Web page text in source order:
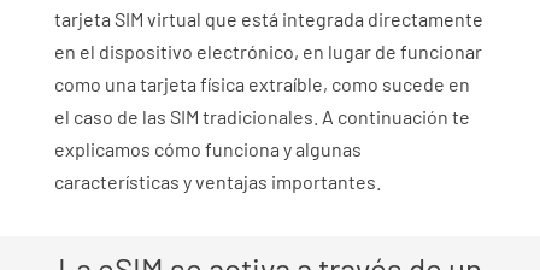
tarjeta SIM virtual que está integrada directamente
en el dispositivo electrónico, en lugar de funcionar
como una tarjeta física extraíble, como sucede en
el caso de las SIM tradicionales. A continuación te
explicamos cómo funciona y algunas
características y ventajas importantes.